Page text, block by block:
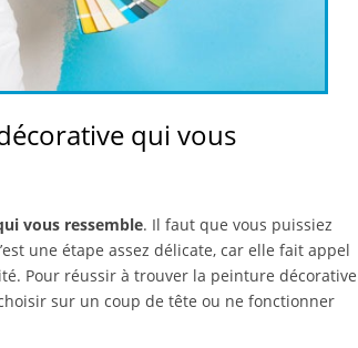
qui vous
vous ressemble. Il faut que vous puissiez
une étape assez délicate, car elle fait appel
Pour réussir à trouver la peinture décorative
sur un coup de tête ou ne fonctionner